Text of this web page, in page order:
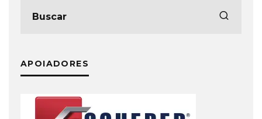
APOIADORES